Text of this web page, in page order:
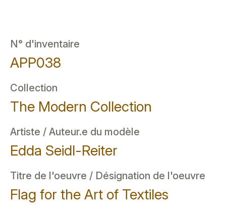
N° d'inventaire
APP038
Collection
The Modern Collection
Artiste / Auteur.e du modèle
Edda Seidl-Reiter
Titre de l'oeuvre / Désignation de l'oeuvre
Flag for the Art of Textiles